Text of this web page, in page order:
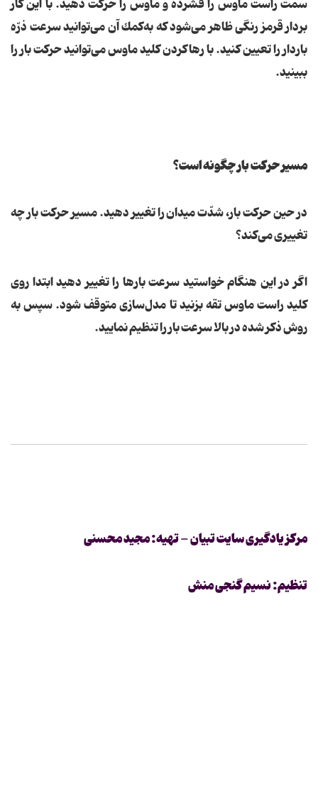
سمت راست ماوس را فشرده و ماوس را حركت دهید. با این كار
بردار قرمز رنگی ظاهر می‌شود كه به‌كمك آن می‌توانید سرعت ذرّه
باردار را تعیین كنید. با رها كردن كلید ماوس می‌توانید حركت بار را
ببینید.
مسیر حركت بار چگونه است؟
در حین حركت بار، شدّت میدان را تغییر دهید. مسیر حركت بار چه
تغییری می‌كند؟
اگر در این هنگام خواستید سرعت بارها را تغییر دهید ابتدا روی
كلید راست ماوس تقه بزنید تا مدل‌سازی متوقف شود. سپس به
روش ذكر شده در بالا سرعت بار را تنظیم نمایید.
مرکز یادگیری سایت تبیان - تهیه: مجید محسنی
تنظیم: نسیم گنجی منش